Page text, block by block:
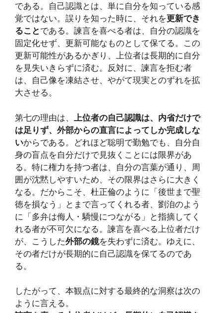
である。自己認識とは、単に自分を知っている感
覚ではない。誤りを知った時に、それを更新でき
ること である。諫言を喜べる者は、自分の認識を
固定化せず、更新可能なものとして保てる。この
更新可能性があるかぎり、上位者は長期的に自分
を見失いきらずに済む。反対に、諫言を拒む者
は、自己像を凍結させ、やがて現実とのずれを拡
大させる。
第七の理由は、
上位者の自己認識は、内省だけで
は足りず、外部からの直言によってしか完成しな
いからである。どれほど聡明で勤勉でも、自分自
身の盲点を自分だけで見抜くことには限界があ
る。特に権力を持つ者は、自分の言葉が通り、周
囲が沈黙しやすいため、その限界はさらに大きく
なる。だからこそ、杜正倫のように「後世まで聖
徳を損なう」とまで言ってくれる者、劉洎のよう
に「多弁は侮人・驕慢につながる」と指摘してく
れる者が不可欠になる。諫言を喜べる上位者だけ
が、こうした外部の鏡を失わずに済む。ゆえに、
その者だけが長期的に自己認識を保てるのであ
る。
したがって、本観点に対する最終的な洞察は次の
ように言える。